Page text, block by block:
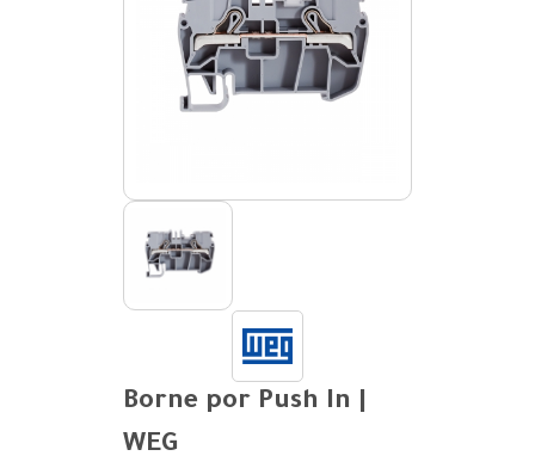
Borne por Push In |
WEG